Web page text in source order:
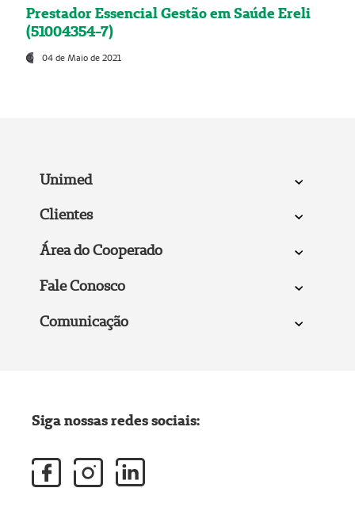
Prestador Essencial Gestão em Saúde Ereli
(51004354-7)
04 de Maio de 2021
Unimed
Clientes
Área do Cooperado
Fale Conosco
Comunicação
Siga nossas redes sociais: